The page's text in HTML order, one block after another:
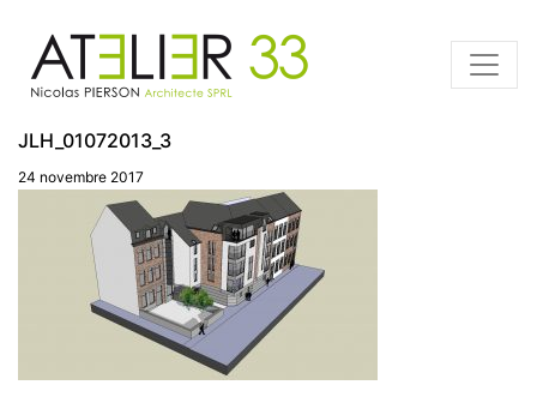
JLH_01072013_3
24 novembre 2017